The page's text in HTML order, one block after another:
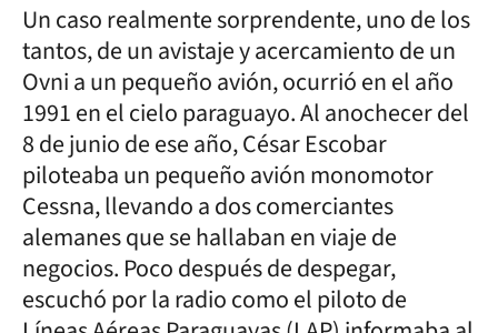
Un caso realmente sorprendente, uno de los
tantos, de un avistaje y acercamiento de un
Ovni a un pequeño avión, ocurrió en el año
1991 en el cielo paraguayo. Al anochecer del
8 de junio de ese año, César Escobar
piloteaba un pequeño avión monomotor
Cessna, llevando a dos comerciantes
alemanes que se hallaban en viaje de
negocios. Poco después de despegar,
escuchó por la radio como el piloto de